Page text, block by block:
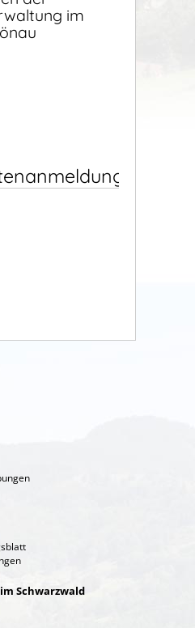
im
Schwarzwald